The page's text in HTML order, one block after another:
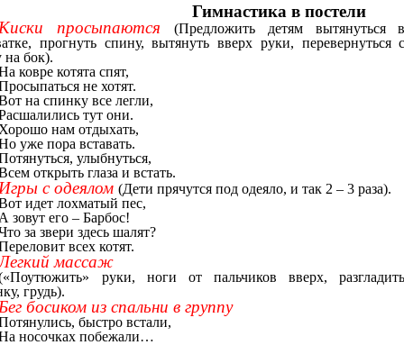
Гимнастика в постели
просыпаются
(Предложить детям вытянуться
прогнуть спину, вытянуть вверх руки, перевернуться
на бок).
ковре котята спят,
не хотят.
на спинку все легли,
тут они.
нам отдыхать,
уже пора вставать.
улыбнуться,
открыть глаза и встать.
с одеялом(Дети прячутся под одеяло, и так 2 – 3 раза).
идет лохматый пес,
зовут его – Барбос!
за звери здесь шалят?
всех котят.
массаж
руки, ноги от пальчиков вверх,
грудь).
босиком из спальни в группу
быстро встали,
носочках побежали…